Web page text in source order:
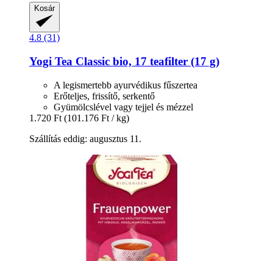
Kosár
4.8 (31)
Yogi Tea Classic bio, 17 teafilter (17 g)
A legismertebb ayurvédikus fűszertea
Erőteljes, frissítő, serkentő
Gyümölcslével vagy tejjel és mézzel
1.720 Ft (101.176 Ft / kg)
Szállítás eddig: augusztus 11.